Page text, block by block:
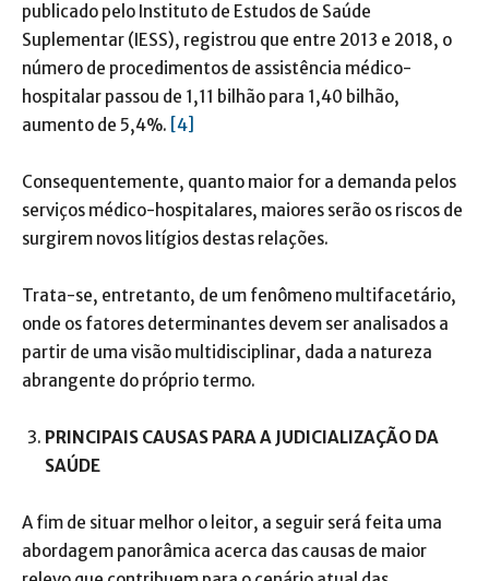
publicado pelo Instituto de Estudos de Saúde
Suplementar (IESS), registrou que entre 2013 e 2018, o
número de procedimentos de assistência médico-
hospitalar passou de 1,11 bilhão para 1,40 bilhão,
aumento de 5,4%. [4]
Consequentemente, quanto maior for a demanda pelos
serviços médico-hospitalares, maiores serão os riscos de
surgirem novos litígios destas relações.
Trata-se, entretanto, de um fenômeno multifacetário,
onde os fatores determinantes devem ser analisados a
partir de uma visão multidisciplinar, dada a natureza
abrangente do próprio termo.
PRINCIPAIS CAUSAS PARA A JUDICIALIZAÇÃO DA
SAÚDE
A fim de situar melhor o leitor, a seguir será feita uma
abordagem panorâmica acerca das causas de maior